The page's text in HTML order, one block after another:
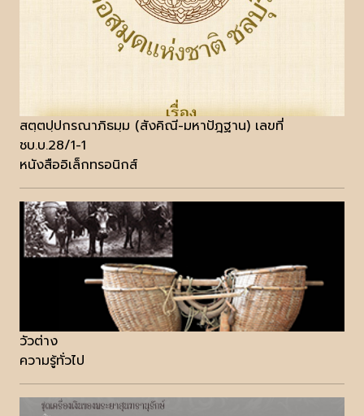
สตฺตปฺปกรณาภิธมฺม (สังคิณี-มหาปัฎฐาน) เลขที่
ชบ.บ.28/1-1
หนังสืออิเล็กทรอนิกส์
วัวต่าง
ความรู้ทั่วไป